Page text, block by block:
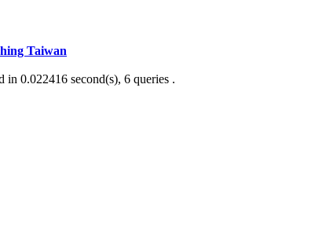
Taiwan
in 0.022416 second(s), 6 queries .